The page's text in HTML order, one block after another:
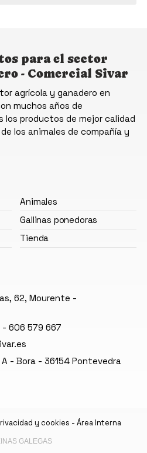
para el sector
- Comercial Sivar
agrícola y ganadero en
muchos años de
los productos de mejor calidad
los animales de compañía y
Animales
Gallinas ponedoras
Tienda
62, Mourente -
- 606 579 667
A - Bora - 36154 Pontevedra
y cookies - Área Interna
GALEGAS